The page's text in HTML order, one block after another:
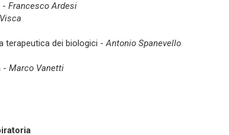
- Francesco Ardesi
terapeutica dei biologici -Antonio Spanevello
- Marco Vanetti